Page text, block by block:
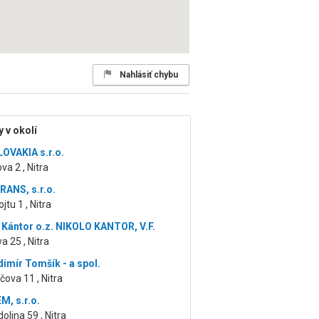
Nahlásiť chybu
v okolí
s.r.o.
2 , Nitra
s.r.o.
1 , Nitra
o.z. NIKOLO KANTOR, V.F.
25 , Nitra
Tomšík - a spol.
11 , Nitra
s.r.o.
59 , Nitra